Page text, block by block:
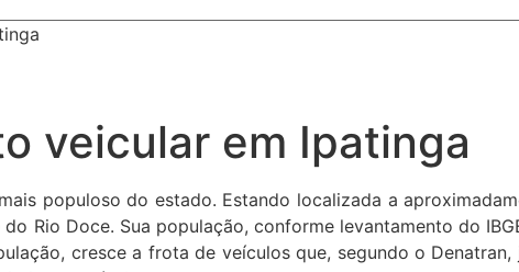
veicular em Ipatinga
populoso do estado. Estando localizada a
Rio Doce. Sua população, conforme levantamento do
cresce a frota de veículos que, segundo o